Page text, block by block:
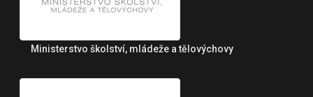
Ministerstvo školství, mládeže a tělovýchovy